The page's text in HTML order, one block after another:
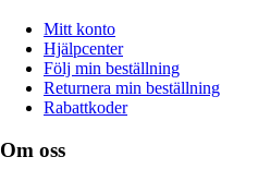
Mitt konto
Hjälpcenter
Följ min beställning
Returnera min beställning
Rabattkoder
Om oss